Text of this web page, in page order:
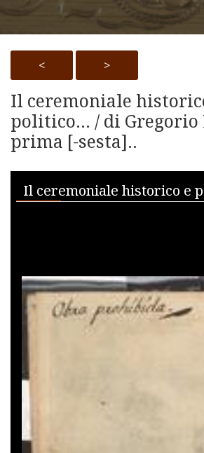
< >
Il ceremoniale
politico... / di
prima [-sesta]..
Media Viewer